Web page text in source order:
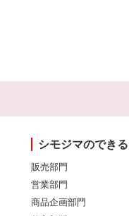
シモジマのでき
販売部門
営業部門
商品企画部門